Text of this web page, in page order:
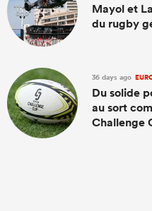
Mayol et
du rugby
36 days ago
Du solide
au sort
Challenge